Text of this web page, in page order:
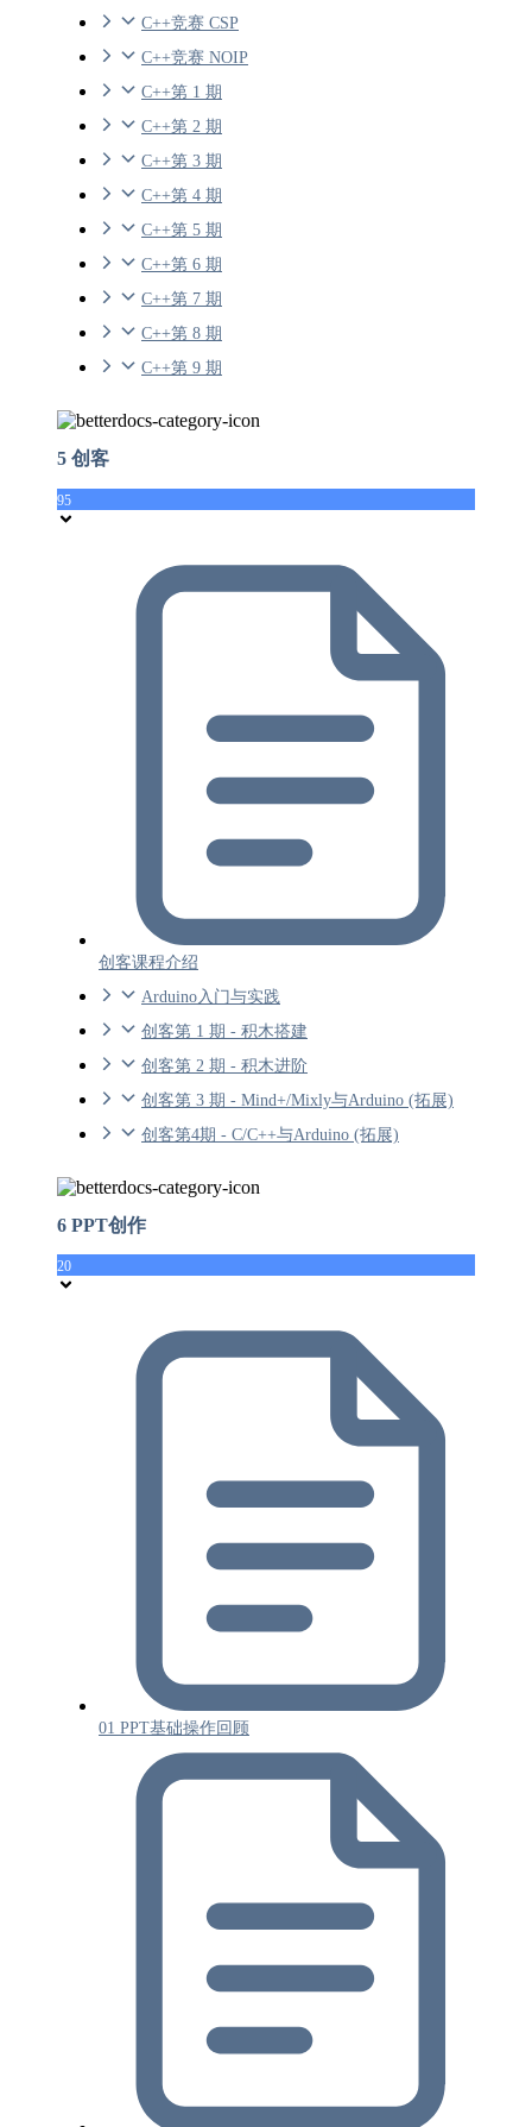
C++竞赛 CSP
C++竞赛 NOIP
C++第 1 期
C++第 2 期
C++第 3 期
C++第 4 期
C++第 5 期
C++第 6 期
C++第 7 期
C++第 8 期
C++第 9 期
5 创客
95
创客课程介绍
Arduino入门与实践
创客第 1 期 - 积木搭建
创客第 2 期 - 积木进阶
创客第 3 期 - Mind+/Mixly与Arduino (拓展)
创客第4期 - C/C++与Arduino (拓展)
6 PPT创作
20
01 PPT基础操作回顾